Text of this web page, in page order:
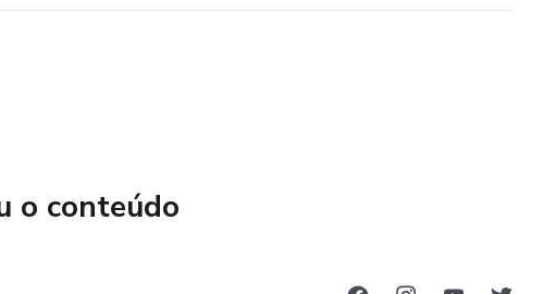
ministração especial dentro do tema analisado durante o filme,
SENTIMENTAIS AO VIVO com os
o conteúdo